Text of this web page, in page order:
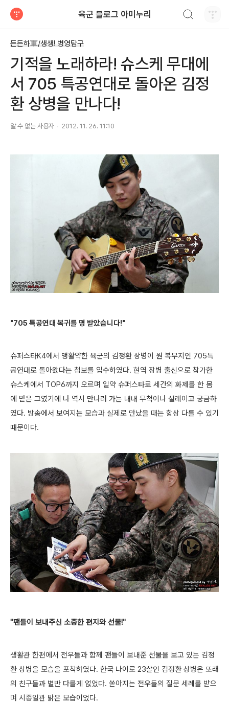
육군 블로그 아미누리
든든하軍/생생! 병영탐구
기적을 노래하라! 슈스케 무대에
서 705 특공연대로 돌아온 김정
환 상병을 만나다!
알 수 없는 사용자 2012. 11. 26. 11:10
"705 특공연대 복귀를 명 받았습니다!"
슈퍼스타K4에서 맹활약한 육군의 김정환 상병이 원 복무지인 705특
공연대로 돌아왔다는 첩보를 입수하였다. 현역 장병 출신으로 참가한
슈스케에서 TOP6까지 오르며 일약 슈퍼스타로 세간의 화제를 한 몸
에 받은 그였기에 나 역시 만나러 가는 내내 무척이나 설레이고 궁금하
였다. 방송에서 보여지는 모습과 실제로 만났을 때는 항상 다를 수 있기
때문이다.
"팬들이 보내주신 소중한 편지와 선물!"
생활관 한편에서 전우들과 함께 팬들이 보내준 선물을 보고 있는 김정
환 상병을 모습을 포착하였다. 한국 나이로 23살인 김정환 상병은 또래
의 친구들과 별반 다를게 없었다. 쏟아지는 전우들의 질문 세례를 받으
며 시종일관 밝은 모습이었다.